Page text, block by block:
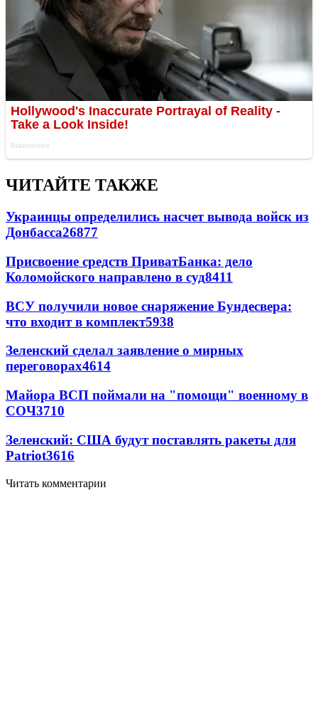
ЧИТАЙТЕ ТАКЖЕ
Украинцы определились насчет вывода войск из
Донбасса26877
Присвоение средств ПриватБанка: дело
Коломойского направлено в суд8411
ВСУ получили новое снаряжение Бундесвера:
что входит в комплект5938
Зеленский сделал заявление о мирных
переговорах4614
Майора ВСП поймали на "помощи" военному в
СОЧ3710
Зеленский: США будут поставлять ракеты для
Patriot3616
Читать комментарии